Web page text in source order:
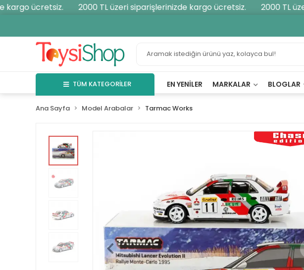
ücretsiz. 2000 TL üzeri siparişlerinizde kargo ücretsiz. 2000 TL
TÜM KATEGORİLER EN YENILER MARKALAR BLOGLAR
Ana Sayfa Model Arabalar Tarmac Works